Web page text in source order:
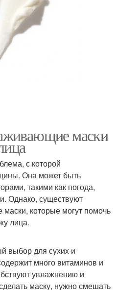
маски
с которой
Она может быть
такими как погода,
Однако, существуют
которые могут помочь
лица.
выбор для сухих и
много витаминов и
увлажнению и
маску, нужно смешать